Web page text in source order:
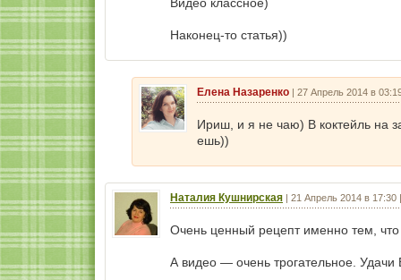
Наконец-то статья))
Елена Назаренко | 27 Апрель 2014 в
Ириш, и я не чаю) В коктейль на
ешь))
Наталия Кушнирская | 21 Апрель 2014 в 17:30
Очень ценный рецепт именно тем,
А видео — очень трогательное.